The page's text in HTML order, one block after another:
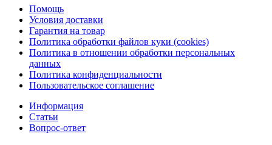
Помощь
Условия доставки
Гарантия на товар
Политика обработки файлов куки (cookies)
Политика в отношении обработки персональных
данных
Политика конфиденциальности
Пользовательское соглашение
Информация
Статьи
Вопрос-ответ